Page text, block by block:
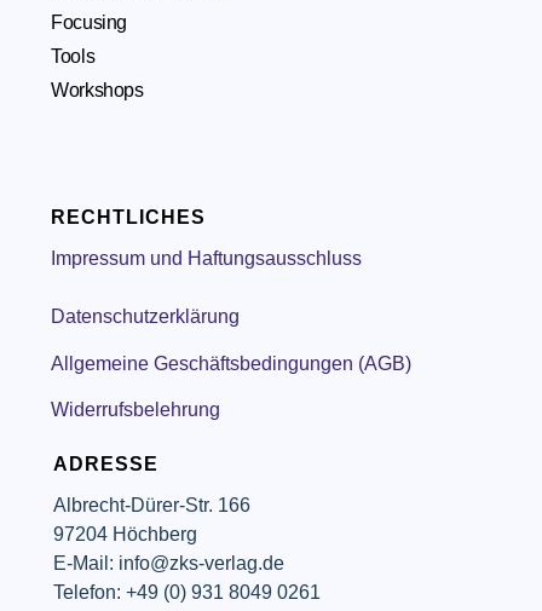
ADRESSE
Albrecht-Dürer-Str. 166
97204 Höchberg
E-Mail: info@zks-verlag.de
Telefon: +49 (0) 931 8049 0261
RECHTLICHES
Impressum und Haftungsausschluss
Datenschutzerklärung
Allgemeine Geschäftsbedingungen (AGB)
Widerrufsbelehrung
Focusing
Tools
Workshops